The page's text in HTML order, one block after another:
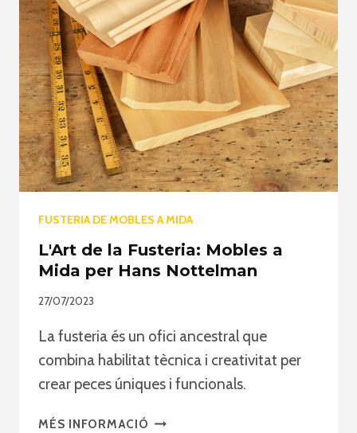
FRANCÈS:
ONLYWOODBCN
FUSTERIA DE MOBLES A MIDA
L'Art de la Fusteria: Mobles a
Mida per Hans Nottelman
27/07/2023
La fusteria és un ofici ancestral que
combina habilitat tècnica i creativitat per
crear peces úniques i funcionals.
MÉS INFORMACIÓ L'ART